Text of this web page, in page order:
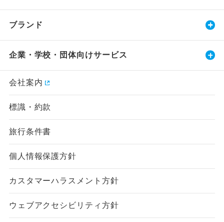
ブランド
企業・学校・団体向けサービス
会社案内
標識・約款
旅行条件書
個人情報保護方針
カスタマーハラスメント方針
ウェブアクセシビリティ方針